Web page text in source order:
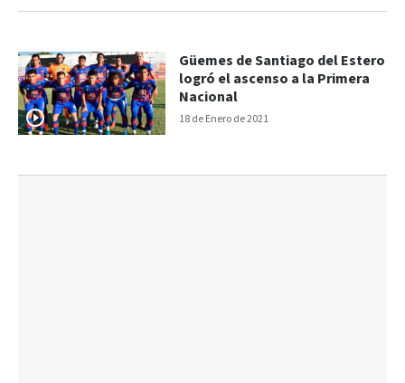
18 de Enero de 2021
Güemes de Santiago del Estero
logró el ascenso a la Primera
Nacional